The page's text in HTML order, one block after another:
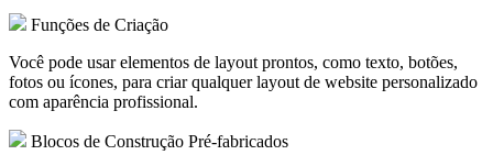
Funções de Criação
Você pode usar elementos de layout prontos, como texto, botões,
fotos ou ícones, para criar qualquer layout de website personalizado
com aparência profissional.
Blocos de Construção Pré-fabricados